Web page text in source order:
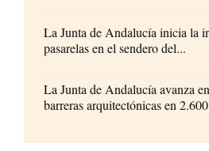
La Junta de Andalucía inicia la
pasarelas en el sendero del...
La Junta de Andalucía avanza
barreras arquitectónicas en